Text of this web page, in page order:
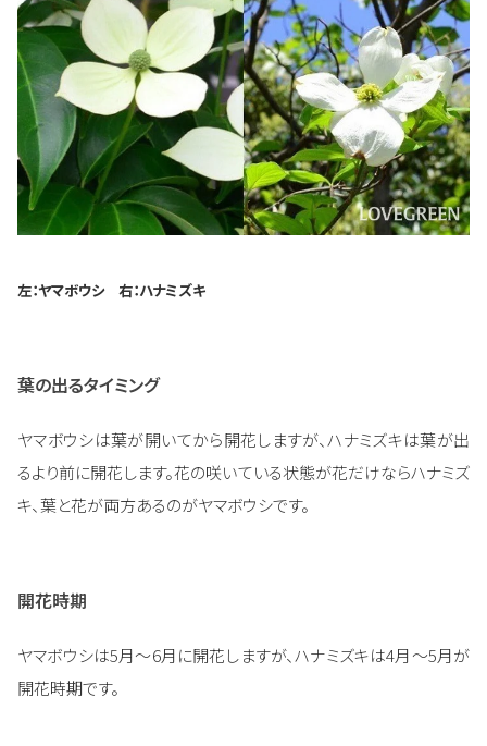
左：ヤマボウシ 右：ハナミズキ
葉の出るタイミング
ヤマボウシは葉が開いてから開花しますが、ハナミズキは葉が出
るより前に開花します。花の咲いている状態が花だけならハナミズ
キ、葉と花が両方あるのがヤマボウシです。
開花時期
ヤマボウシは5月～6月に開花しますが、ハナミズキは4月～5月が
開花時期です。